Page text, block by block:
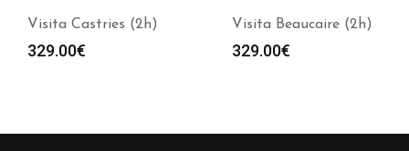
Visita Castries (2h)
329.00€
Visita Beaucaire (2h)
329.00€